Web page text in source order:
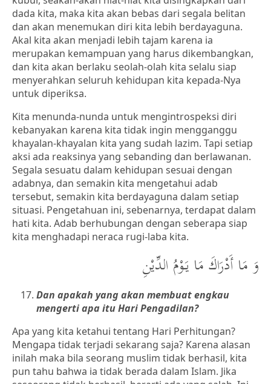
dada kita, maka kita akan bebas dari segala belitan
dan akan menemukan diri kita lebih berdayaguna.
Akal kita akan menjadi lebih tajam karena ia
merupakan kemampuan yang harus dikembangkan,
dan kita akan berlaku seolah-olah kita selalu siap
menyerahkan seluruh kehidupan kita kepada-Nya
untuk diperiksa.
Kita menunda-nunda untuk mengintrospeksi diri
kebanyakan karena kita tidak ingin mengganggu
khayalan-khayalan kita yang sudah lazim. Tapi setiap
aksi ada reaksinya yang sebanding dan berlawanan.
Segala sesuatu dalam kehidupan sesuai dengan
adabnya, dan semakin kita mengetahui adab
tersebut, semakin kita berdayaguna dalam setiap
situasi. Pengetahuan ini, sebenarnya, terdapat dalam
hati kita. Adab berhubungan dengan seberapa siap
kita menghadapi neraca rugi-laba kita.
وَ مَا أَدْرَاكَ مَا يَوْمُ الدِّيْنِ
Dan apakah yang akan membuat engkau
mengerti apa itu Hari Pengadilan?
Apa yang kita ketahui tentang Hari Perhitungan?
Mengapa tidak terjadi sekarang saja? Karena alasan
inilah maka bila seorang muslim tidak berhasil, kita
pun tahu bahwa ia tidak berada dalam Islam. Jika